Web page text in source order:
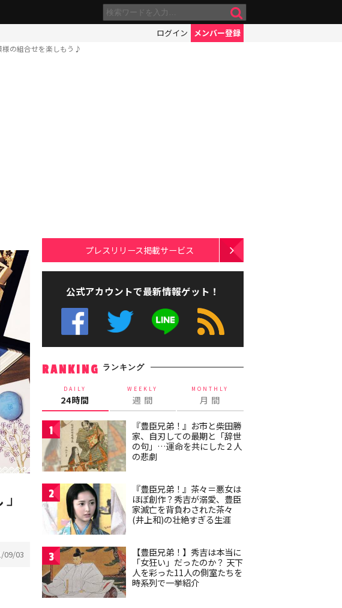
ログイン メンバー登録
様の組合せを楽しもう♪
09/03
プレスリリース掲載サービス
公式アカウントで最新情報ゲット！
RANKING ランキング
DAILY
24時間
WEEKLY
週 間
MONTHLY
月 間
1
『豊臣兄弟！』お市と柴田勝
家、自刃しての最期と「辞世
の句」…運命を共にした２人
の悲劇
2
『豊臣兄弟！』茶々＝悪女は
ほぼ創作？秀吉が溺愛、豊臣
家滅亡を背負わされた茶々
(井上和)の壮絶すぎる生涯
3
【豊臣兄弟！】秀吉は本当に
「女狂い」だったのか？ 天下
人を彩った11人の側室たちを
時系列で一挙紹介